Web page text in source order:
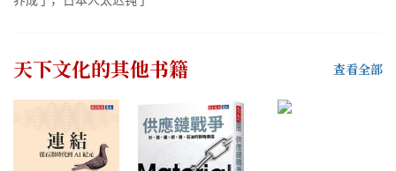
天下文化的其他书籍 查看全部